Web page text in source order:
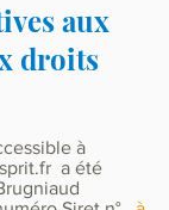
aux
droits
à
a été